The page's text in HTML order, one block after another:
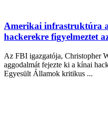
Amerikai infrastruktúra
hackerekre figyelmeztet
Az FBI igazgatója, Christopher
aggodalmát fejezte ki a kínai
Egyesült Államok kritikus ...